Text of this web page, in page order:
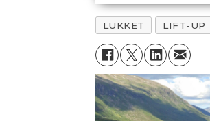
LUKKET LIFT-UP